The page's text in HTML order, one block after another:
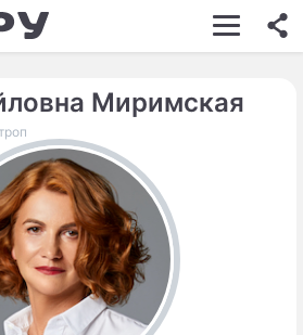
ШОУ-БИЗНЕС
АВТО
НЕДВИЖИМОСТЬ
ЗДОРОВЬЕ
ЭКОНОМИКА
ПРОИСШЕСТВИЯ
Миримская